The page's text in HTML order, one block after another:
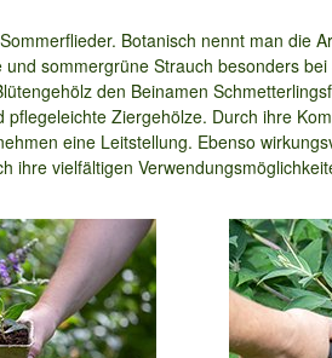
Botanisch nennt man die
sommergrüne Strauch besonders
den Beinamen
Ziergehölze. Durch ihre
eine Leitstellung. Ebenso
ihre vielfältigen